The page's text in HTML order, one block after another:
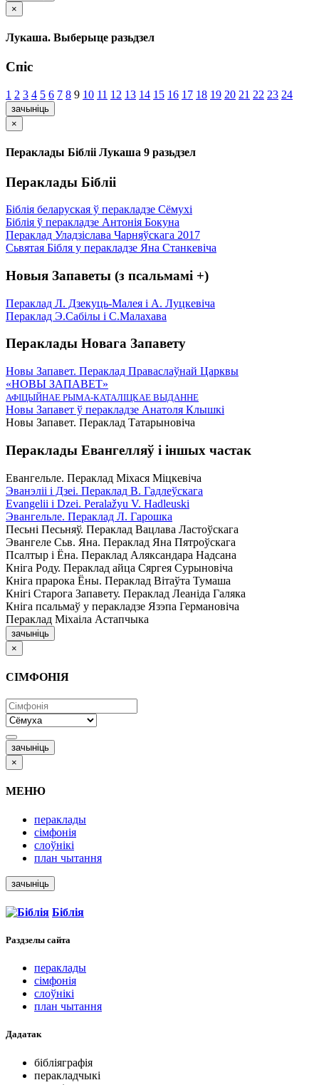
×
Лукаша. Выберыце разьдзел
Спіс
1 2 3 4 5 6 7 8 9 10 11 12 13 14 15 16 17 18 19 20 21 22 23 24
зачыніць
×
Пераклады Бібліі Лукаша 9 разьдзел
Пераклады Бібліі
Біблія беларуская ў перакладзе Сёмухі
Біблія ў перакладзе Антонія Бокуна
Пераклад Уладзіслава Чарняўскага 2017
Сьвятая Бібля у перакладзе Яна Станкевіча
Новыя Запаветы (з псальмамі +)
Пераклад Л. Дзекуць-Малея і А. Луцкевіча
Пераклад Э.Сабілы і С.Малахава
Пераклады Новага Запавету
Новы Запавет. Пераклад Праваслаўнай Царквы
«НОВЫ ЗАПАВЕТ»
АФІЦЫЙНАЕ РЫМА-КАТАЛІЦКАЕ ВЫДАННЕ
Новы Запавет ў перакладзе Анатоля Клышкi
Новы Запавет. Пераклад Татарыновіча
Пераклады Евангелляў і іншых частак
Евангельле. Пераклад Міхася Міцкевіча
Эванэліі і Дзеі. Пераклад В. Гадлеўскага
Evangelii і Dzei. Рeralažyu V. Hadleuski
Эвангельле. Пераклад Л. Гарошка
Песьні Песьняў. Пераклад Вацлава Ластоўскага
Эвангеле Сьв. Яна. Пераклад Яна Пятроўскага
Псалтыр i Ёна. Пераклад Аляксандара Надсана
Кніга Роду. Пераклад айца Сяргея Сурыновіча
Кніга прарока Ёны. Пераклад Вітаўта Тумаша
Кнігі Старога Запавету. Пераклад Леаніда Галяка
Кніга псальмаў у перакладзе Язэпа Германовіча
Пераклад Міхаіла Астапчыка
зачыніць
×
СІМФОНІЯ
зачыніць
×
МЕНЮ
пераклады
сімфонія
слоўнікі
план чытання
зачыніць
Біблія
Раздзелы сайта
пераклады
сімфонія
слоўнікі
план чытання
Дадатак
бібліяграфія
перакладчыкі